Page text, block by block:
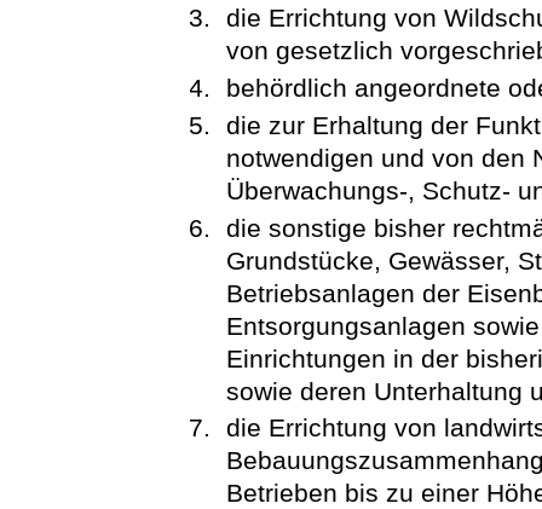
die Errichtung von
von gesetzlich
behördlich angeordnete
die zur Erhaltung der
notwendigen und von den
Überwachungs-, Schutz-
die sonstige bisher
Grundstücke, Gewässer,
Betriebsanlagen der
Entsorgungsanlagen
Einrichtungen in der
sowie deren Unterhaltung
die Errichtung von
Betrieben bis zu einer